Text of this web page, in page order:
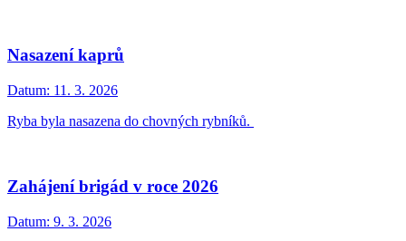
Nasazení kaprů
Datum: 11. 3. 2026
Ryba byla nasazena do chovných rybníků.
Zahájení brigád v roce 2026
Datum: 9. 3. 2026